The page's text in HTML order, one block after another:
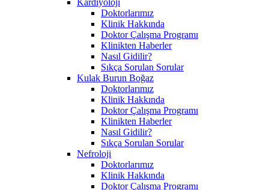
Doktorlarımız
Klinik Hakkında
Doktor Çalışma Programı
Klinikten Haberler
Nasıl Gidilir?
Sıkça Sorulan Sorular
Kulak Burun Boğaz
Doktorlarımız
Klinik Hakkında
Doktor Çalışma Programı
Klinikten Haberler
Nasıl Gidilir?
Sıkça Sorulan Sorular
Nefroloji
Doktorlarımız
Klinik Hakkında
Doktor Çalışma Programı